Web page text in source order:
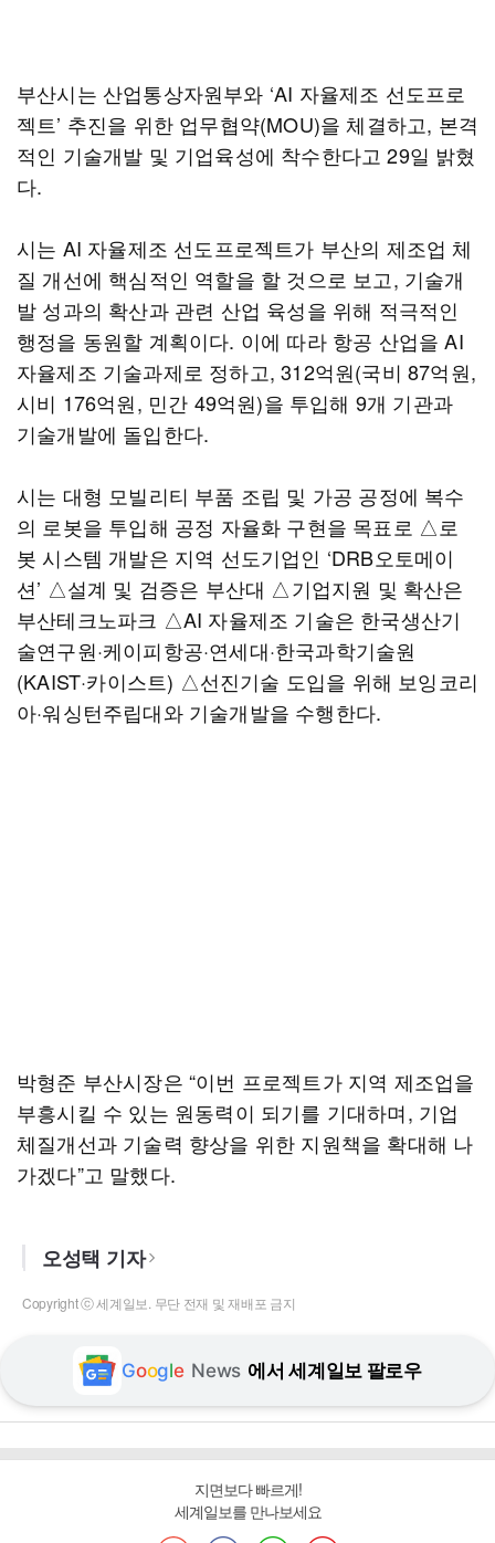
부산시는 산업통상자원부와 ‘AI 자율제조 선도프로
젝트’ 추진을 위한 업무협약(MOU)을 체결하고, 본격
적인 기술개발 및 기업육성에 착수한다고 29일 밝혔
다.
시는 AI 자율제조 선도프로젝트가 부산의 제조업 체
질 개선에 핵심적인 역할을 할 것으로 보고, 기술개
발 성과의 확산과 관련 산업 육성을 위해 적극적인
행정을 동원할 계획이다. 이에 따라 항공 산업을 AI
자율제조 기술과제로 정하고, 312억원(국비 87억원,
시비 176억원, 민간 49억원)을 투입해 9개 기관과
기술개발에 돌입한다.
시는 대형 모빌리티 부품 조립 및 가공 공정에 복수
의 로봇을 투입해 공정 자율화 구현을 목표로 △로
봇 시스템 개발은 지역 선도기업인 ‘DRB오토메이
션’ △설계 및 검증은 부산대 △기업지원 및 확산은
부산테크노파크 △AI 자율제조 기술은 한국생산기
술연구원·케이피항공·연세대·한국과학기술원
(KAIST·카이스트) △선진기술 도입을 위해 보잉코리
아·워싱턴주립대와 기술개발을 수행한다.
박형준 부산시장은 “이번 프로젝트가 지역 제조업을
부흥시킬 수 있는 원동력이 되기를 기대하며, 기업
체질개선과 기술력 향상을 위한 지원책을 확대해 나
가겠다”고 말했다.
오성택 기자
Copyright ⓒ 세계일보. 무단 전재 및 재배포 금지
Google News 에서 세계일보 팔로우
지면보다 빠르게!
세계일보를 만나보세요